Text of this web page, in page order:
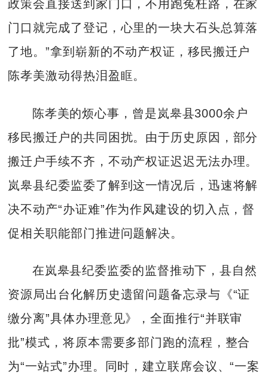
政策会直接送到家门口，不用跑冤枉路，在家
门口就完成了登记，心里的一块大石头总算落
了地。”拿到崭新的不动产权证，移民搬迁户
陈孝美激动得热泪盈眶。
陈孝美的烦心事，曾是岚皋县3000余户
移民搬迁户的共同困扰。由于历史原因，部分
搬迁户手续不齐，不动产权证迟迟无法办理。
岚皋县纪委监委了解到这一情况后，迅速将解
决不动产“办证难”作为作风建设的切入点，督
促相关职能部门推进问题解决。
在岚皋县纪委监委的监督推动下，县自然
资源局出台化解历史遗留问题备忘录与《“证
缴分离”具体办理意见》，全面推行“并联审
批”模式，将原本需要多部门跑的流程，整合
为“一站式”办理。同时，建立联席会议、“一案